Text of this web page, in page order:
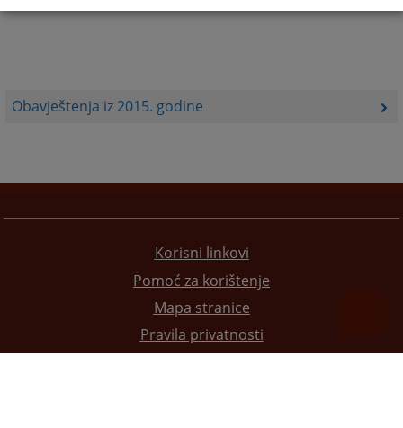
Obavještenja iz 2015. godine
Korisni linkovi
Pomoć za korištenje
Mapa stranice
Pravila privatnosti